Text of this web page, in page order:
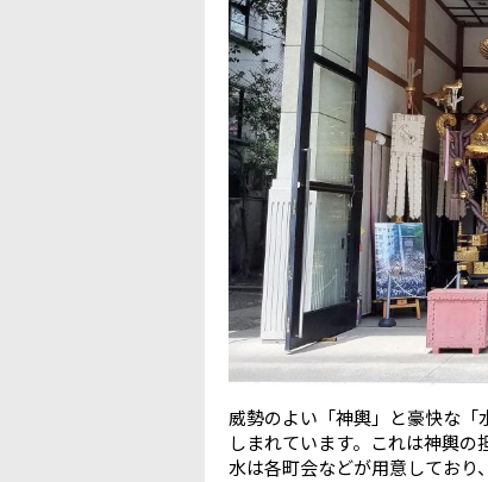
威勢のよい「神輿」と豪快な
しまれています。これは神輿
水は各町会などが用意しており